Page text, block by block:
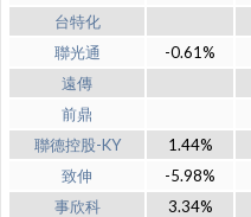
台特化
聯光通
-0.61%
遠傳
前鼎
聯德控股-KY
1.44%
致伸
-5.98%
事欣科
3.34%